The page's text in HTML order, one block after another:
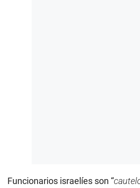
Funcionarios israelíes son “